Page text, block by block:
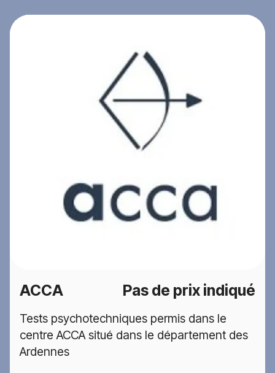
ACCA Pas de prix indiqué
Tests psychotechniques permis dans le
centre ACCA situé dans le département des
Ardennes